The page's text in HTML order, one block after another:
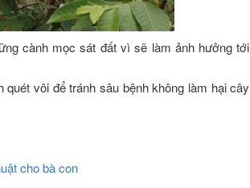
cành mọc sát đất vì sẽ làm ảnh hưởng tới
vôi để tránh sâu bệnh không làm hại cây
cho bà con